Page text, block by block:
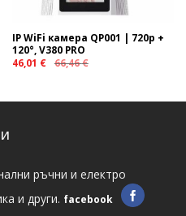
IP WiFi камера QP001 | 720p +
120°, V380 PRO
46,01 € 66,46€
ръчни и електро
и други. facebook